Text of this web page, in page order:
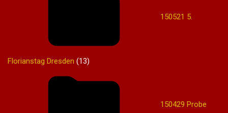
150521 5.
Florianstag Dresden (13)
150429 Probe